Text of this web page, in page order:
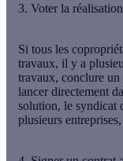
3. Voter la
Si tous les
travaux, il y a
travaux, conclure un
lancer directement
solution, le syndicat
plusieurs